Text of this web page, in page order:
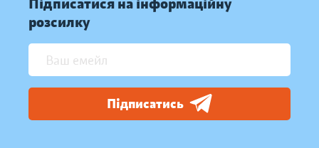
Підписатися на інформаційну
розсилку
Підписатись